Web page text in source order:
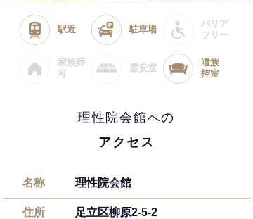
駅近 駐車場
バリア
フリー
家族葬
可
霊安室
遺族
控室
理性院会館への
アクセス
名称 理性院会館
住所 足立区柳原2-5-2